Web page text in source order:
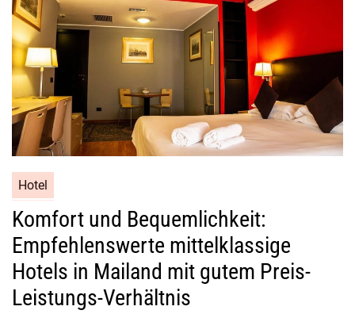
Hotel
Komfort und Bequemlichkeit:
Empfehlenswerte mittelklassige
Hotels in Mailand mit gutem Preis-
Leistungs-Verhältnis